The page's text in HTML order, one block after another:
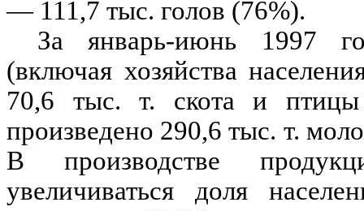
— 111,7 тыс. голов (76%).
За январь-июнь 1997
(включая хозяйства
70,6 тыс. т. скота и
произведено 290,6 тыс. т.
В производстве
увеличиваться доля